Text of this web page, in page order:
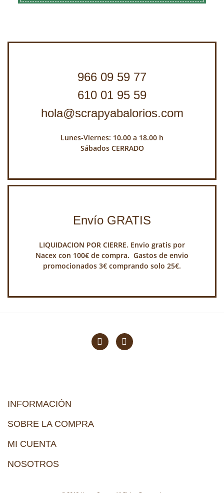
966 09 59 77
610 01 95 59
hola@scrapyabalorios.com
Lunes-Viernes: 10.00 a 18.00 h
Sábados CERRADO
Envío GRATIS
LIQUIDACION POR CIERRE. Envio gratis por
Nacex con 100€ de compra. Gastos de envio
promocionados 3€ comprando solo 25€.
INFORMACIÓN
SOBRE LA COMPRA
MI CUENTA
NOSOTROS